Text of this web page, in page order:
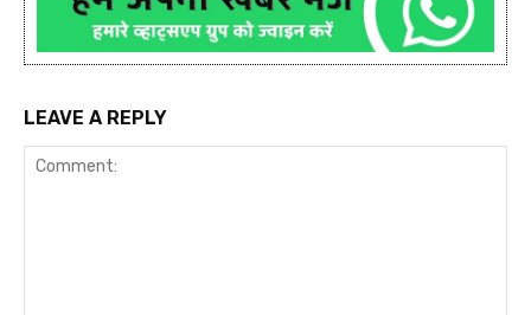
LEAVE A REPLY